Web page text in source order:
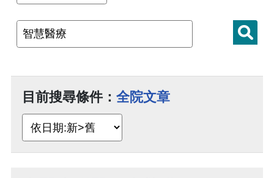
目前搜尋條件： 全院文章